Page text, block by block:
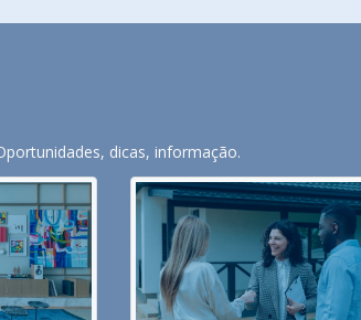
dicas, informação.